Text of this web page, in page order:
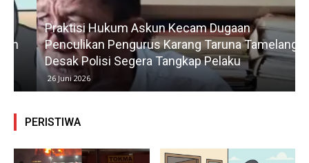
Praktisi Hukum Askun Kecam Dugaan
Penculikan Pengurus Karang Taruna Tamelang,
Desak Polisi Segera Tangkap Pelaku
26 Juni 2026
PERISTIWA